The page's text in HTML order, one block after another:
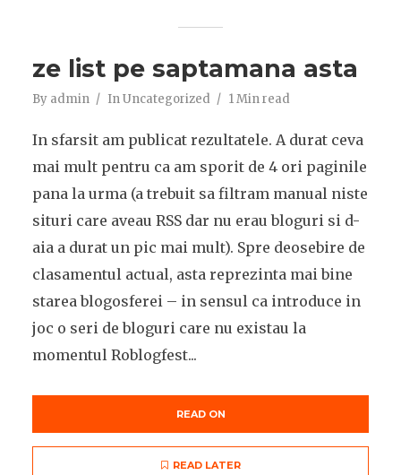
ze list pe saptamana asta
By admin InUncategorized 1 Min read
In sfarsit am publicat rezultatele. A durat ceva
mai mult pentru ca am sporit de 4 ori paginile
pana la urma (a trebuit sa filtram manual niste
situri care aveau RSS dar nu erau bloguri si d-
aia a durat un pic mai mult). Spre deosebire de
clasamentul actual, asta reprezinta mai bine
starea blogosferei – in sensul ca introduce in
joc o seri de bloguri care nu existau la
momentul Roblogfest...
READ ON
READ LATER